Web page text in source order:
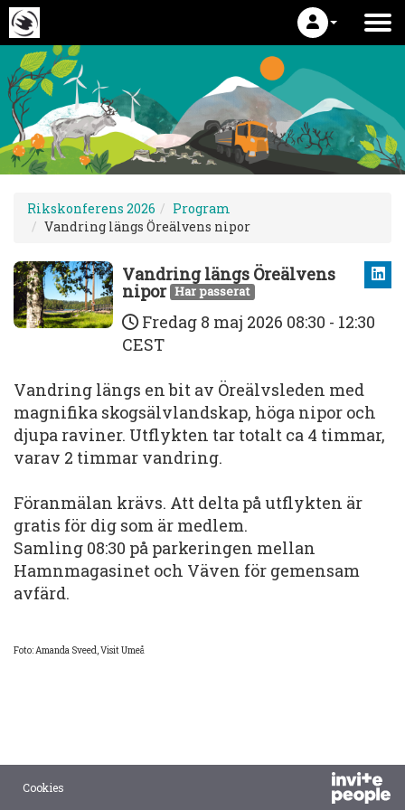
Rikskonferens 2026
Program
Vandring längs Öreälvens nipor
Vandring längs Öreälvens
nipor Har passerat
Fredag 8 maj 2026 08:30 - 12:30
CEST
Vandring längs en bit av Öreälvsleden med
magnifika skogsälvlandskap, höga nipor och
djupa raviner. Utflykten tar totalt ca 4 timmar,
varav 2 timmar vandring.
Föranmälan krävs. Att delta på utflykten är
gratis för dig som är medlem.
Samling 08:30 på parkeringen mellan
Hamnmagasinet och Väven för gemensam
avfärd.
Foto: Amanda Sveed, Visit Umeå
Cookies